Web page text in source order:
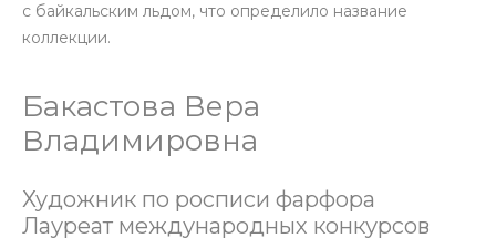
с байкальским льдом, что определило название
коллекции.
Бакастова Вера
Владимировна
Художник по росписи фарфора
Лауреат международных конкурсов